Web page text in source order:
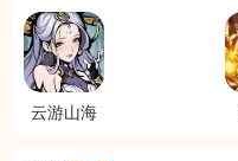
云游山海